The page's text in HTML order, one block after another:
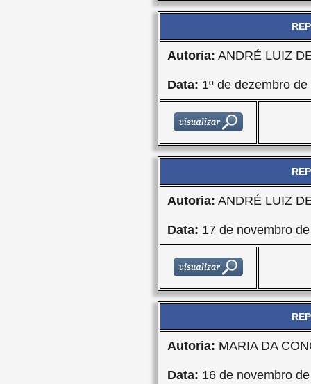
Autoria: ANDRÉ LUIZ
Data: 1º de dezembro de
Autoria: ANDRÉ LUIZ
Data: 17 de novembro
Autoria: MARIA DA
Data: 16 de novembro